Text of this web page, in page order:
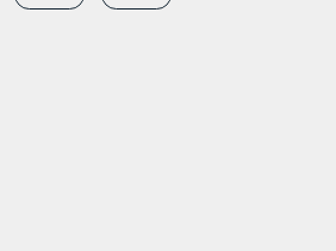
© 2020 Чебомилк